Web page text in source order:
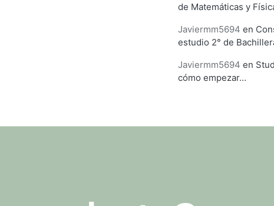
de Matemáticas y
Javiermm5694 en
estudio 2° de
Javiermm5694 en
cómo empezar…